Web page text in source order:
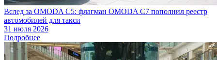
Вслед за OMODA C5: флагман OMODA C7 пополнил реестр
автомобилей для такси
31 июля 2026
Подробнее